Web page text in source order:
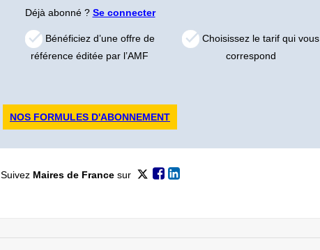
Déjà abonné ? Se connecter
Bénéficiez d’une offre de
référence éditée par l’AMF
Choisissez le tarif qui vous
correspond
NOS FORMULES D'ABONNEMENT
Suivez Maires de Francesur